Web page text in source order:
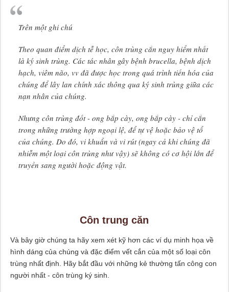
Trên một ghi chú
Theo quan điểm dịch tễ học, côn trùng cắn nguy hiểm nhất
là ký sinh trùng. Các tác nhân gây bệnh brucella, bệnh dịch
hạch, viêm não, vv đã được học trong quá trình tiến hóa của
chúng để lây lan chính xác thông qua ký sinh trùng giữa các
nạn nhân của chúng.
Nhưng côn trùng đốt - ong bắp cày, ong bắp cày - chỉ cắn
trong những trường hợp ngoại lệ, để tự vệ hoặc bảo vệ tổ
của chúng. Do đó, vi khuẩn và vi rút (ngay cả khi chúng đã
nhiễm một loại côn trùng như vậy) sẽ không có cơ hội lớn để
truyền sang người hoặc động vật.
Côn trung căn
Và bây giờ chúng ta hãy xem xét kỹ hơn các ví dụ minh họa về
hình dáng của chúng và đặc điểm vết cắn của một số loại côn
trùng nhất định. Hãy bắt đầu với những kẻ thường tấn công con
người nhất - côn trùng ký sinh.